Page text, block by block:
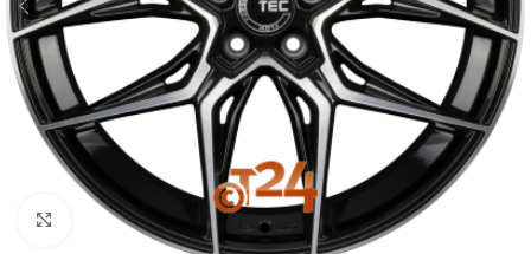
Zum Vergrößern klicken